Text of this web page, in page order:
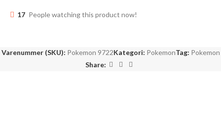
17 People watching this product now!
Varenummer (SKU): Pokemon 9722Kategori: PokemonTag: Pokemon
Share: